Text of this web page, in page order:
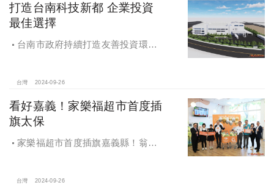
打造台南科技新都 企業投資
最佳選擇
台南市政府持續打造友善投資環
超過5萬個就業機會
台灣 2024-09-26
看好嘉義！家樂福超市首度插
旗太保
家樂福超市首度插旗嘉義縣！翁章
台灣 2024-09-26